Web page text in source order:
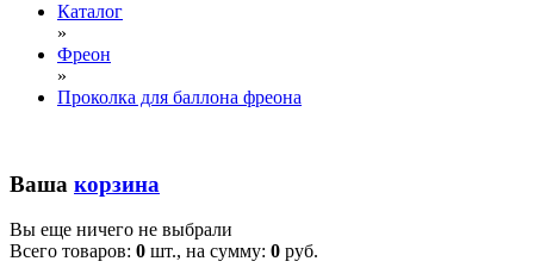
Каталог
»
Фреон
»
Проколка для баллона фреона
Ваша корзина
Вы еще ничего не выбрали
Всего товаров: 0 шт., на сумму: 0 руб.